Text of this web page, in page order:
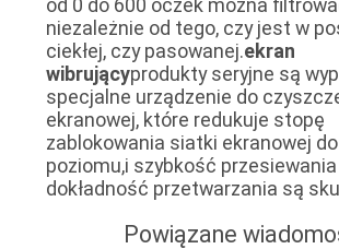
niezależnie od tego, czy jest w
ciekłej, czy pasowanej.ekran
wibrującyprodukty seryjne są
specjalne urządzenie do
ekranowej, które redukuje stopę
zablokowania siatki ekranowej
poziomu,i szybkość przesiewania
dokładność przetwarzania są
Powiązane